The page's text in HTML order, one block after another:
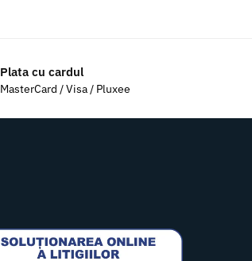
Plata cu cardul
MasterCard / Visa / Pluxee